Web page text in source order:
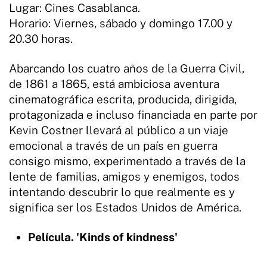
Lugar: Cines Casablanca.
Horario: Viernes, sábado y domingo 17.00 y
20.30 horas.
Abarcando los cuatro años de la Guerra Civil,
de 1861 a 1865, está ambiciosa aventura
cinematográfica escrita, producida, dirigida,
protagonizada e incluso financiada en parte por
Kevin Costner llevará al público a un viaje
emocional a través de un país en guerra
consigo mismo, experimentado a través de la
lente de familias, amigos y enemigos, todos
intentando descubrir lo que realmente es y
significa ser los Estados Unidos de América.
Película. 'Kinds of kindness'